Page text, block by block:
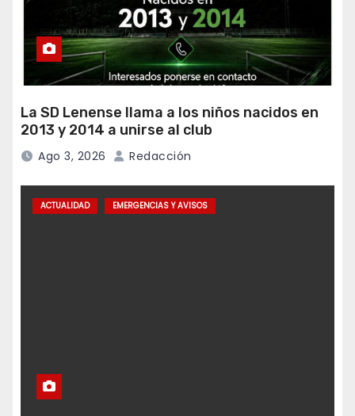
La SD Lenense llama a los niños nacidos en
2013 y 2014 a unirse al club
Ago 3, 2026 Redacción
ACTUALIDAD EMERGENCIAS Y AVISOS